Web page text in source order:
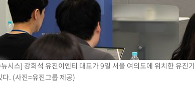
시스] 강희석 유진이엔티 대표가 9일 서울 여의도에 위치한 유진
다. (사진=유진그룹 제공)